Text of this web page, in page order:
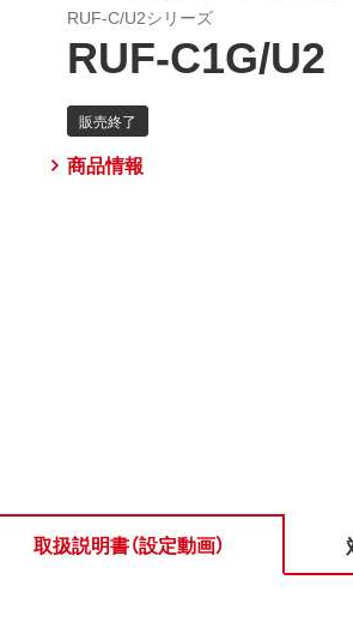
RUF-C/U2シリーズ
RUF-C1G/U2
商品情報
取扱説明書（設定動画）